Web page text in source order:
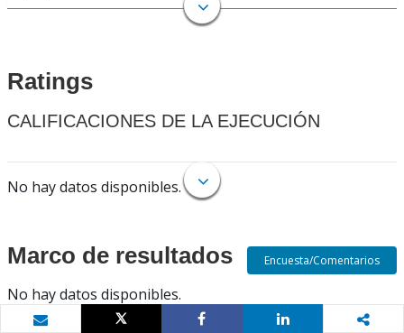
Ratings
CALIFICACIONES DE LA EJECUCIÓN
No hay datos disponibles.
Marco de resultados
No hay datos disponibles.
Encuesta/Comentarios